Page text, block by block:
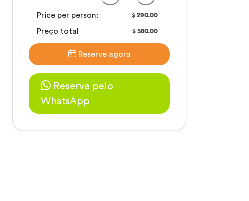
Price per person: $290.00
Preço total $580.00
Reserve agora
Reserve pelo
WhatsApp